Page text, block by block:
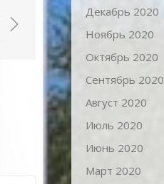
Декабрь 2020
Ноябрь 2020
Октябрь 2020
Сентябрь 2020
Август 2020
Июль 2020
Июнь 2020
Март 2020